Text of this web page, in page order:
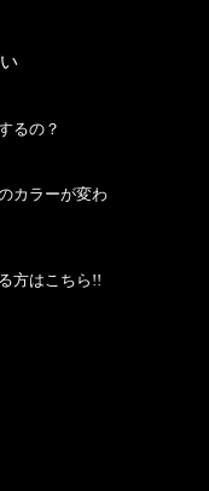
るの？
カラーが変わ
方はこちら!!